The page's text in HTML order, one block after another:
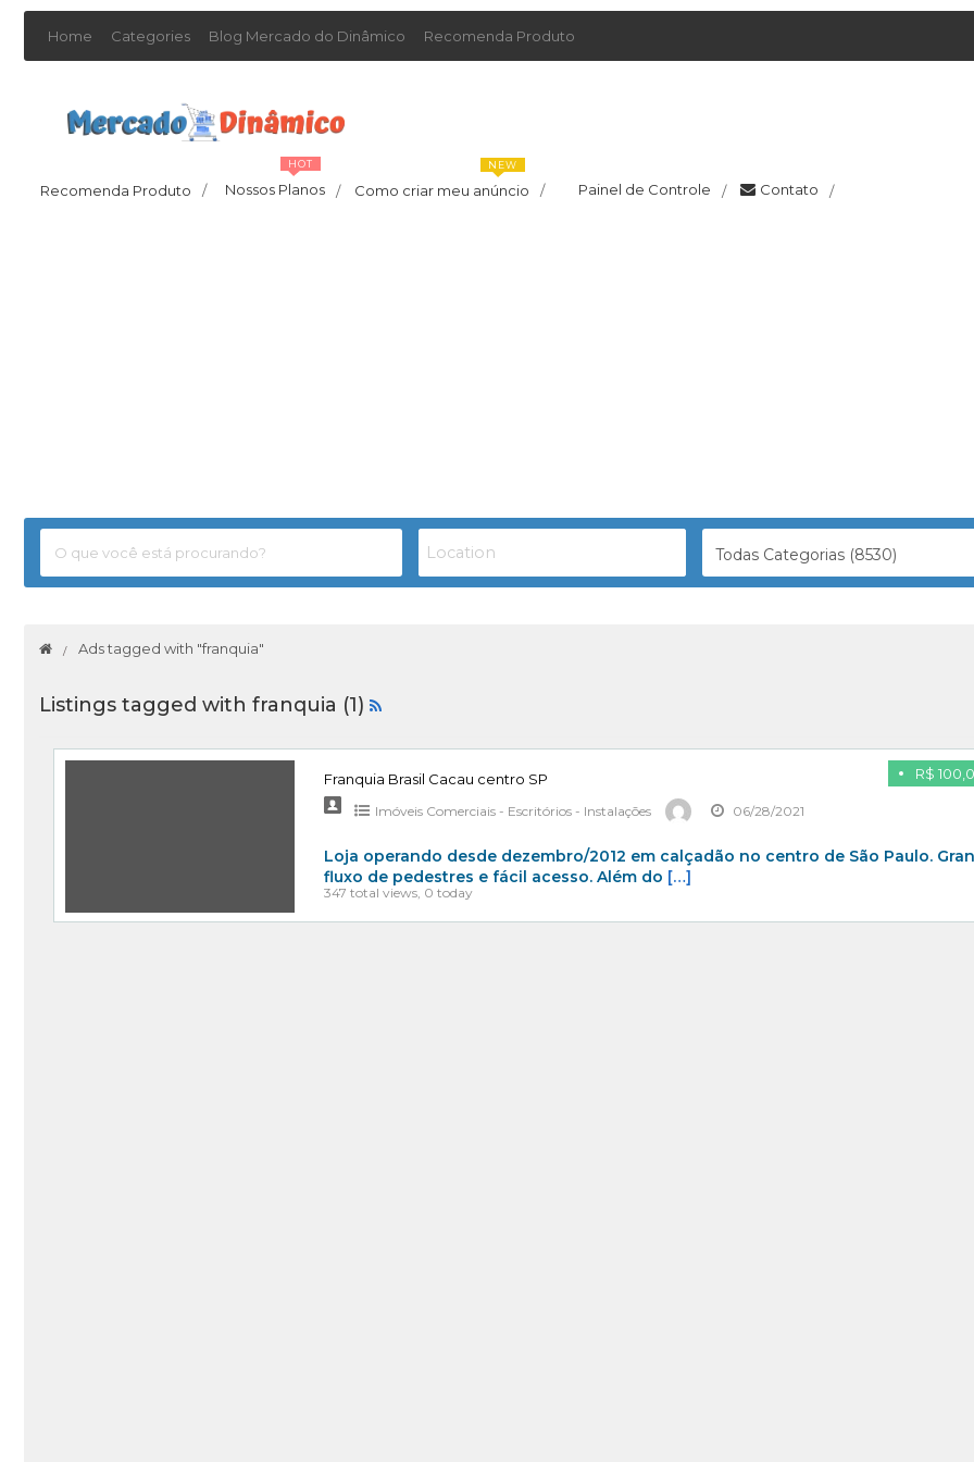
Home Categories Blog Mercado do Dinâmico Recomenda Produto
Recomenda Produto / Nossos Planos /
HOT
Como criar meu anúncio /
NEW
Painel de Controle / Contato /
Todas Categorias (8530)
Ads tagged with "franquia"
Listings tagged with franquia (1)
R$
Franquia Brasil Cacau centro SP
Imóveis Comerciais - Escritórios - Instalações 06/28/2021
Loja operando desde dezembro/2012 em calçadão no centro de São Paulo.
fluxo de pedestres e fácil acesso. Além do […]
347 total views, 0 today